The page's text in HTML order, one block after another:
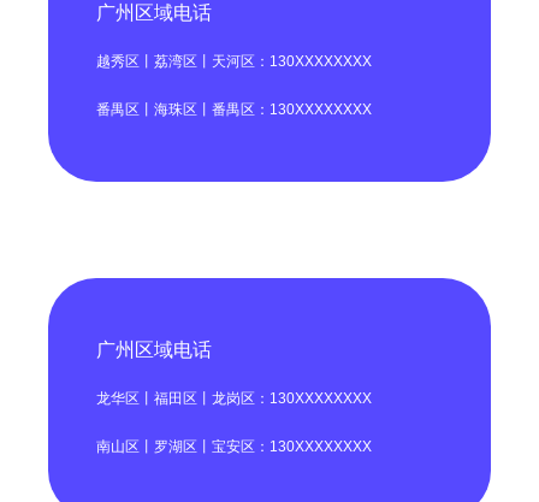
广州区域电话
越秀区丨荔湾区丨天河区：130XXXXXXXX
番禺区丨海珠区丨番禺区：130XXXXXXXX
广州区域电话
龙华区丨福田区丨龙岗区：130XXXXXXXX
南山区丨罗湖区丨宝安区：130XXXXXXXX